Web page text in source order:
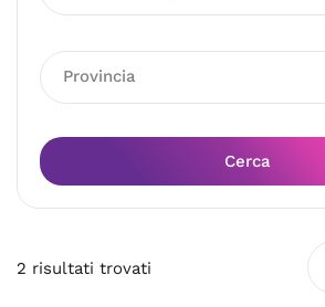
Provincia
Cerca
2 risultati trovati